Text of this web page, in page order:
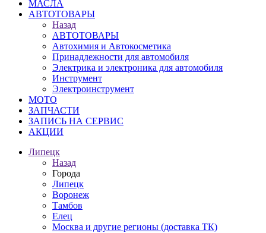
МАСЛА
АВТОТОВАРЫ
Назад
АВТОТОВАРЫ
Автохимия и Автокосметика
Принадлежности для автомобиля
Электрика и электроника для автомобиля
Инструмент
Электроинструмент
МОТО
ЗАПЧАСТИ
ЗАПИСЬ НА СЕРВИС
АКЦИИ
Липецк
Назад
Города
Липецк
Воронеж
Тамбов
Елец
Москва и другие регионы (доставка ТК)